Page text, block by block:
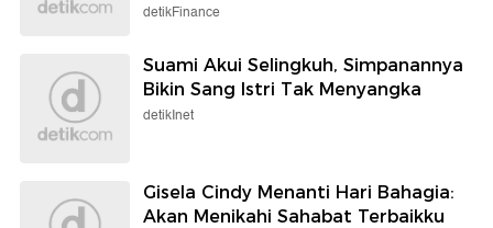
detikFinance
Suami Akui Selingkuh, Simpanannya
Bikin Sang Istri Tak Menyangka
detikInet
Gisela Cindy Menanti Hari Bahagia:
Akan Menikahi Sahabat Terbaikku